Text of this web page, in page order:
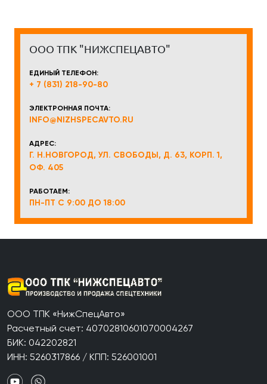
ООО ТПК "НИЖСПЕЦАВТО"
ЕДИНЫЙ ТЕЛЕФОН:
+ 7 (831) 218-90-80
ЭЛЕКТРОННАЯ ПОЧТА:
INFO@NIZHSPECAVTO.RU
АДРЕС:
Г. Н.НОВГОРОД, УЛ. СВОБОДЫ, Д. 63, КОРП. 1,
ОФ. 405
РАБОТАЕМ:
ПН-ПТ С 9:00 ДО 18:00
ООО ТПК «НижСпецАвто»
Расчетный счет: 40702810601070004267
БИК: 042202821
ИНН: 5260317866 / КПП: 526001001